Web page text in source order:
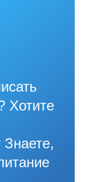
Хотите
Знаете,